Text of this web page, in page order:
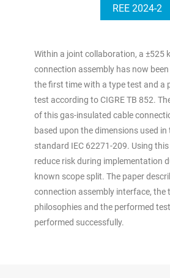
REE 2024-2
Within a joint collaboration, a ±525
connection assembly has now
the first time with a type test and a
test according to CIGRE TB 852.
of this gas-insulated cable
based upon the dimensions used in
standard IEC 62271-209. Using this
reduce risk during implementation
known scope split. The paper
connection assembly interface, the
philosophies and the performed
performed successfully.